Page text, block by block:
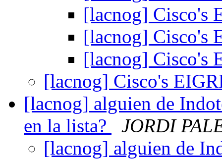
[lacnog] Cisco's
[lacnog] Cisco's
[lacnog] Cisco's
[lacnog] Cisco's
[lacnog] alguien de
en la lista?
JORDI
[lacnog] alguien de